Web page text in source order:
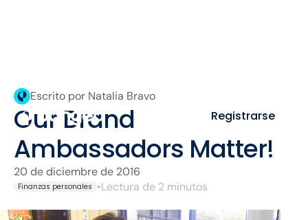
Registrarse
Escrito por Natalia Bravo
Our Brand
Ambassadors Matter!
20 de diciembre de 2016
Finanzas personales •Lectura de 2 minutos